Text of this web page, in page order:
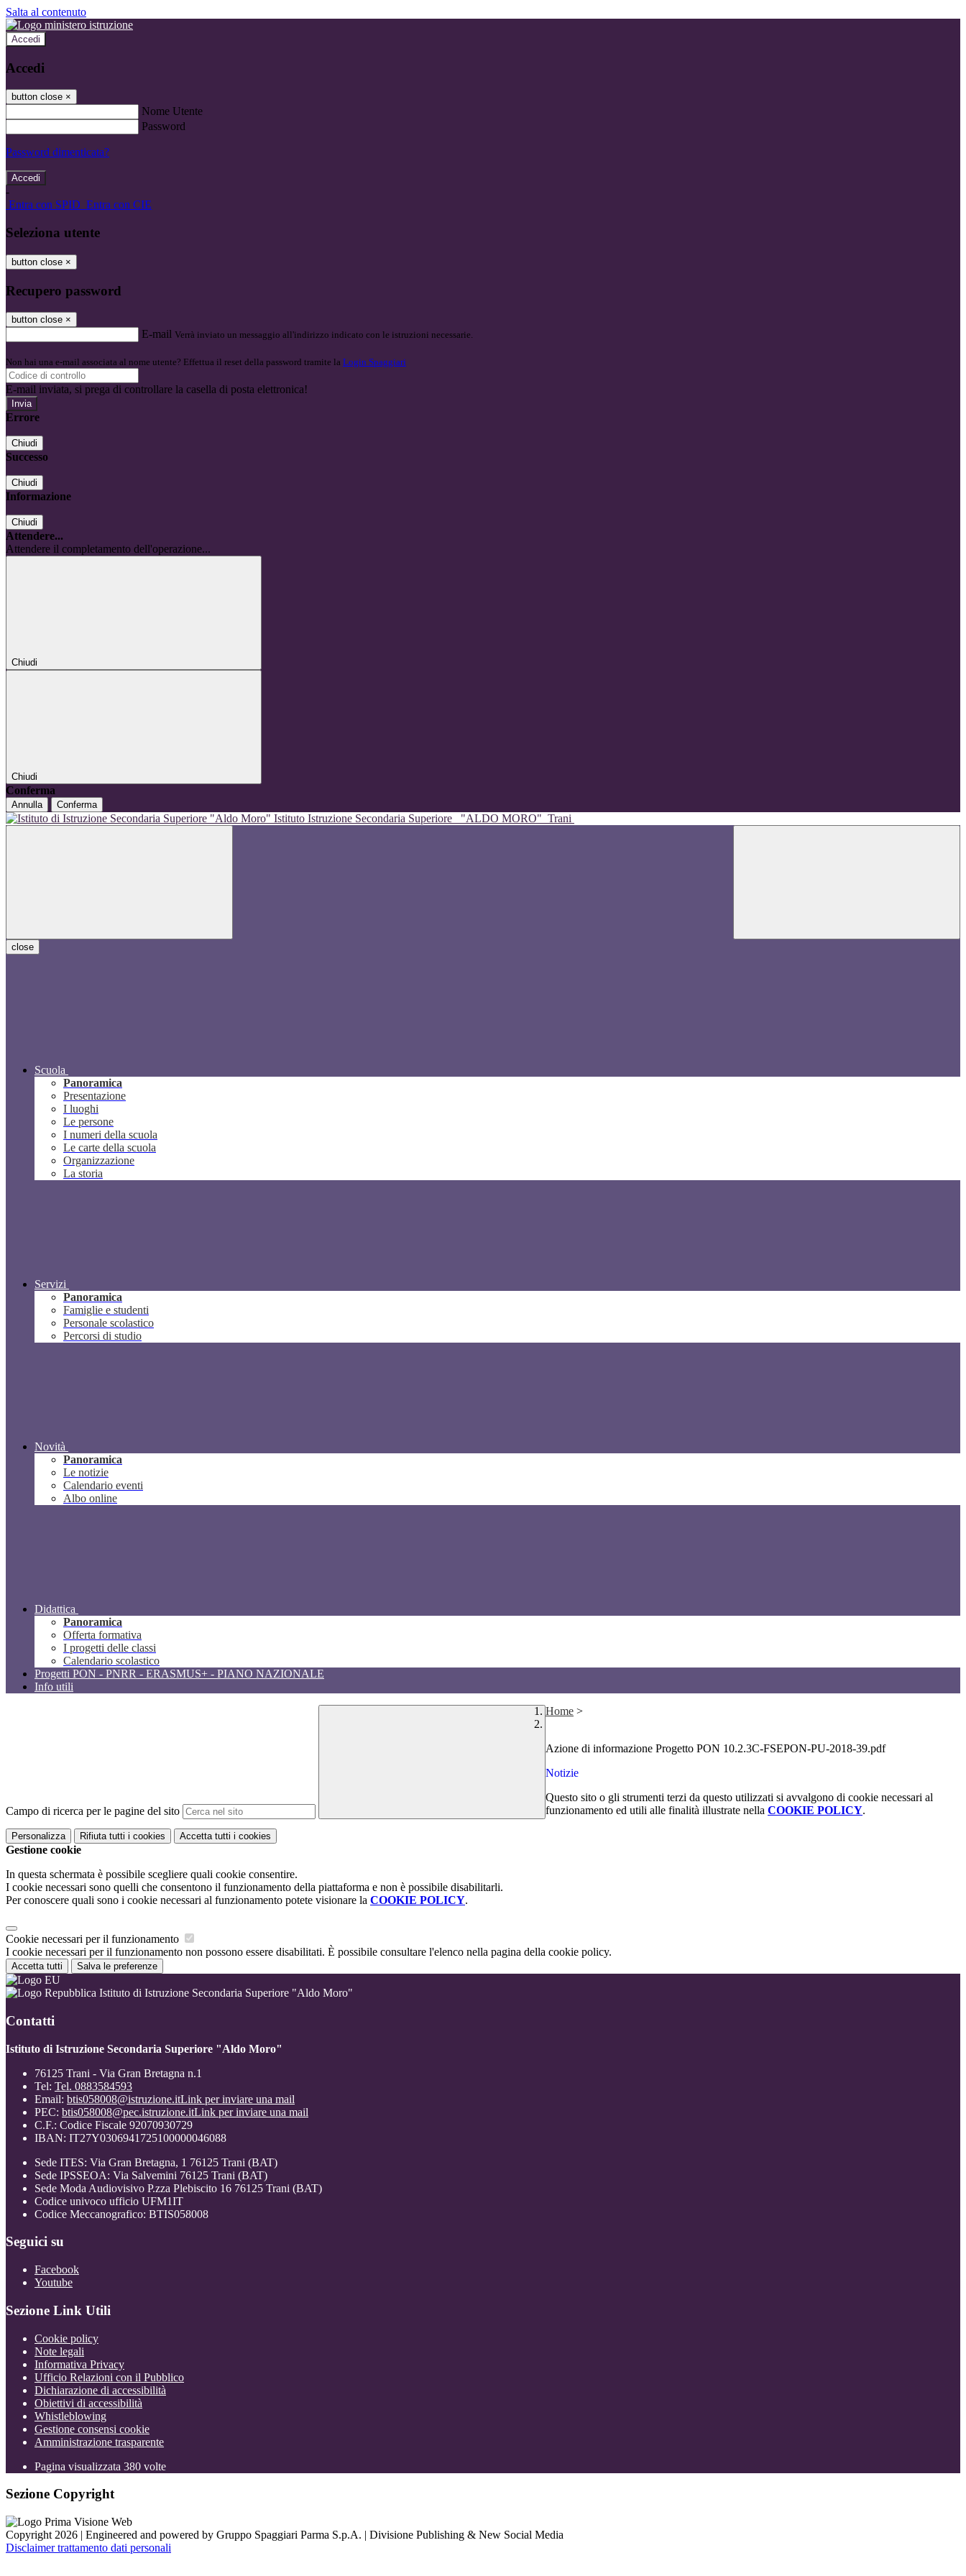
Salta al contenuto
Accedi
Accedi
button close ×
Nome Utente
Password
Password dimenticata?
-
Entra con SPID Entra con CIE
Seleziona utente
button close ×
Recupero password
button close ×
E-mail Verrà inviato un messaggio all'indirizzo indicato con le istruzioni necessarie.
Non hai una e-mail associata al nome utente? Effettua il reset della password tramite la Login Spaggiari
E-mail inviata, si prega di controllare la casella di posta elettronica!
Errore
Chiudi
Successo
Chiudi
Informazione
Chiudi
Attendere...
Attendere il completamento dell'operazione...
Chiudi
Chiudi
Conferma
Annulla Conferma
Istituto Istruzione Secondaria Superiore "ALDO MORO" Trani
close
Scuola
Panoramica
Presentazione
I luoghi
Le persone
I numeri della scuola
Le carte della scuola
Organizzazione
La storia
Servizi
Panoramica
Famiglie e studenti
Personale scolastico
Percorsi di studio
Novità
Panoramica
Le notizie
Calendario eventi
Albo online
Didattica
Panoramica
Offerta formativa
I progetti delle classi
Calendario scolastico
Progetti PON - PNRR - ERASMUS+ - PIANO NAZIONALE
Info utili
Campo di ricerca per le pagine del sito
Home >
Azione di informazione Progetto PON 10.2.3C-FSEPON-PU-2018-39.pdf
Notizie
Questo sito o gli strumenti terzi da questo utilizzati si avvalgono di cookie necessari al
funzionamento ed utili alle finalità illustrate nella COOKIE POLICY.
Personalizza Rifiuta tutti i cookies Accetta tutti i cookies
Gestione cookie
In questa schermata è possibile scegliere quali cookie consentire.
I cookie necessari sono quelli che consentono il funzionamento della piattaforma e non è possibile disabilitarli.
Per conoscere quali sono i cookie necessari al funzionamento potete visionare la COOKIE POLICY.
Cookie necessari per il funzionamento
I cookie necessari per il funzionamento non possono essere disabilitati. È possibile consultare l'elenco nella pagina della cookie policy.
Accetta tutti Salva le preferenze
Istituto di Istruzione Secondaria Superiore "Aldo Moro"
Contatti
Istituto di Istruzione Secondaria Superiore "Aldo Moro"
76125 Trani - Via Gran Bretagna n.1
Tel: Tel. 0883584593
Email: btis058008@istruzione.itLink per inviare una mail
PEC: btis058008@pec.istruzione.itLink per inviare una mail
C.F.: Codice Fiscale 92070930729
IBAN: IT27Y0306941725100000046088
Sede ITES: Via Gran Bretagna, 1 76125 Trani (BAT)
Sede IPSSEOA: Via Salvemini 76125 Trani (BAT)
Sede Moda Audiovisivo P.zza Plebiscito 16 76125 Trani (BAT)
Codice univoco ufficio UFM1IT
Codice Meccanografico: BTIS058008
Seguici su
Facebook
Youtube
Sezione Link Utili
Cookie policy
Note legali
Informativa Privacy
Ufficio Relazioni con il Pubblico
Dichiarazione di accessibilità
Obiettivi di accessibilità
Whistleblowing
Gestione consensi cookie
Amministrazione trasparente
Pagina visualizzata 380 volte
Sezione Copyright
Copyright 2026 | Engineered and powered by Gruppo Spaggiari Parma S.p.A. | Divisione Publishing & New Social Media
Disclaimer trattamento dati personali